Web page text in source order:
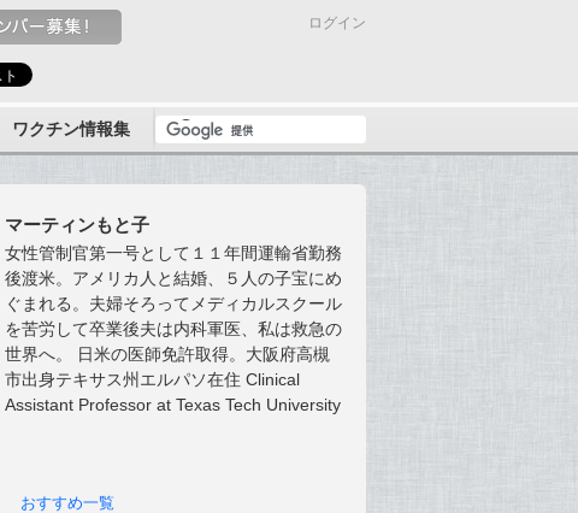
ログイン
ワクチン情報集
マーティンもと子
女性管制官第一号として１１年間運輸省勤務
後渡米。アメリカ人と結婚、５人の子宝にめ
ぐまれる。夫婦そろってメディカルスクール
を苦労して卒業後夫は内科軍医、私は救急の
世界へ。 日米の医師免許取得。大阪府高槻
市出身テキサス州エルパソ在住 Clinical
Assistant Professor at Texas Tech University
おすすめ一覧